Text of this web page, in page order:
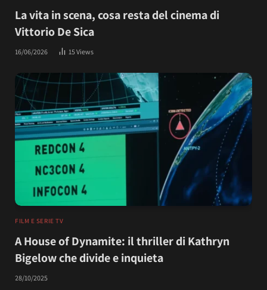
La vita in scena, cosa resta del cinema di
Vittorio De Sica
16/06/2026 15Views
FILM E SERIE TV
A House of Dynamite: il thriller di Kathryn
Bigelow che divide e inquieta
28/10/2025